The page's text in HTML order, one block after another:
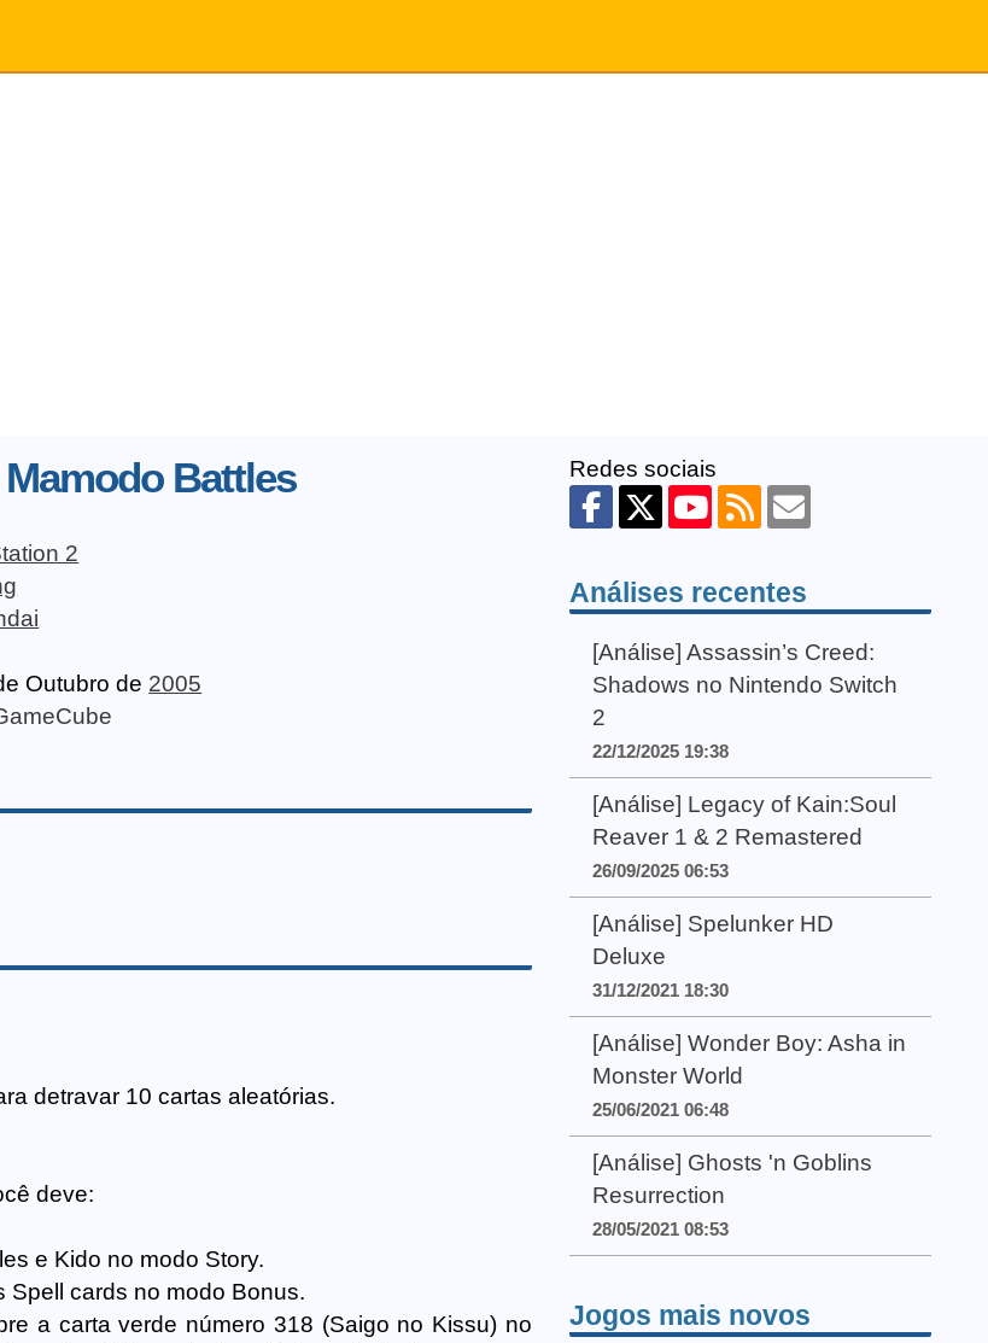
Battles
2
Outubro de 2005
detravar 10 cartas aleatórias.
deve:
e Kido no modo Story.
Spell cards no modo Bonus.
a carta verde número 318 (Saigo no Kissu) no
Redes sociais
Análises recentes
[Análise] Assassin’s Creed:
Shadows no Nintendo Switch
2
22/12/2025 19:38
[Análise] Legacy of Kain:Soul
Reaver 1 & 2 Remastered
26/09/2025 06:53
[Análise] Spelunker HD
Deluxe
31/12/2021 18:30
[Análise] Wonder Boy: Asha in
Monster World
25/06/2021 06:48
[Análise] Ghosts 'n Goblins
Resurrection
28/05/2021 08:53
Jogos mais novos